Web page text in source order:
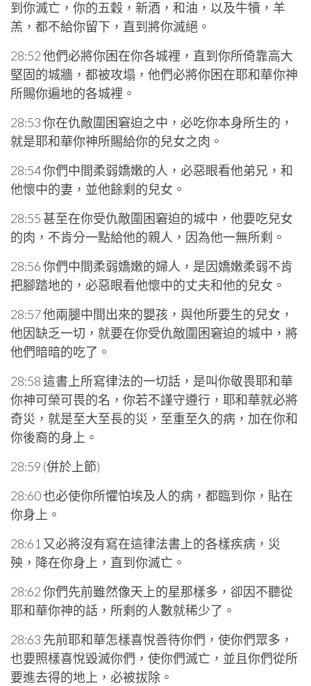
到你滅亡，你的五穀，新酒，和油，以及牛犢，羊
羔，都不給你留下，直到將你滅絕。
28:52 他們必將你困在你各城裡，直到你所倚靠高大
堅固的城牆，都被攻塌，他們必將你困在耶和華你神
所賜你遍地的各城裡。
28:53 你在仇敵圍困窘迫之中，必吃你本身所生的，
就是耶和華你神所賜給你的兒女之肉。
28:54 你們中間柔弱嬌嫩的人，必惡眼看他弟兄，和
他懷中的妻，並他餘剩的兒女。
28:55 甚至在你受仇敵圍困窘迫的城中，他要吃兒女
的肉，不肯分一點給他的親人，因為他一無所剩。
28:56 你們中間柔弱嬌嫩的婦人，是因嬌嫩柔弱不肯
把腳踏地的，必惡眼看他懷中的丈夫和他的兒女。
28:57 他兩腿中間出來的嬰孩，與他所要生的兒女，
他因缺乏一切，就要在你受仇敵圍困窘迫的城中，將
他們暗暗的吃了。
28:58 這書上所寫律法的一切話，是叫你敬畏耶和華
你神可榮可畏的名，你若不謹守遵行，耶和華就必將
奇災，就是至大至長的災，至重至久的病，加在你和
你後裔的身上。
28:59 (併於上節)
28:60 也必使你所懼怕埃及人的病，都臨到你，貼在
你身上。
28:61 又必將沒有寫在這律法書上的各樣疾病，災
殃，降在你身上，直到你滅亡。
28:62 你們先前雖然像天上的星那樣多，卻因不聽從
耶和華你神的話，所剩的人數就稀少了。
28:63 先前耶和華怎樣喜悅善待你們，使你們眾多，
也要照樣喜悅毀滅你們，使你們滅亡，並且你們從所
要進去得的地上，必被拔除。